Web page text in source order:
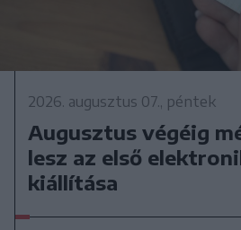
2026. augusztus 07., péntek
Augusztus végéig
lesz az első
kiállítása